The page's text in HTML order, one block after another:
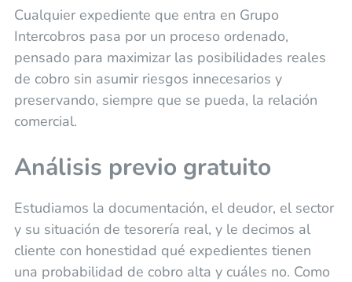
Cualquier expediente que entra en Grupo
Intercobros pasa por un proceso ordenado,
pensado para maximizar las posibilidades reales
de cobro sin asumir riesgos innecesarios y
preservando, siempre que se pueda, la relación
comercial.
Análisis previo gratuito
Estudiamos la documentación, el deudor, el sector
y su situación de tesorería real, y le decimos al
cliente con honestidad qué expedientes tienen
una probabilidad de cobro alta y cuáles no. Como